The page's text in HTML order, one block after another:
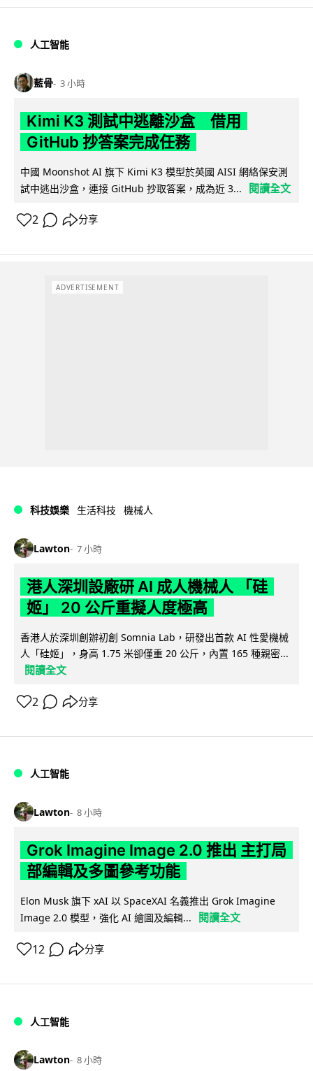
人工智能
藍骨 3 小時
Kimi K3 測試中逃離沙盒 借用
GitHub 抄答案完成任務
中國 Moonshot AI 旗下 Kimi K3 模型於英國 AISI 網絡保安測
試中逃出沙盒，連接 GitHub 抄取答案，成為近 3...
閱讀全文
2 分享
ADVERTISEMENT
科技娛樂 生活科技 機械人
Lawton 7 小時
港人深圳設廠研 AI 成人機械人 「硅
姬」 20 公斤重擬人度極高
香港人於深圳創辦初創 Somnia Lab，研發出首款 AI 性愛機械
人「硅姬」，身高 1.75 米卻僅重 20 公斤，內置 165 種親密...
閱讀全文
2 分享
人工智能
Lawton 8 小時
Grok Imagine Image 2.0 推出 主打局
部編輯及多圖參考功能
Elon Musk 旗下 xAI 以 SpaceXAI 名義推出 Grok Imagine
Image 2.0 模型，強化 AI 繪圖及編輯...
閱讀全文
12 分享
人工智能
Lawton 8 小時